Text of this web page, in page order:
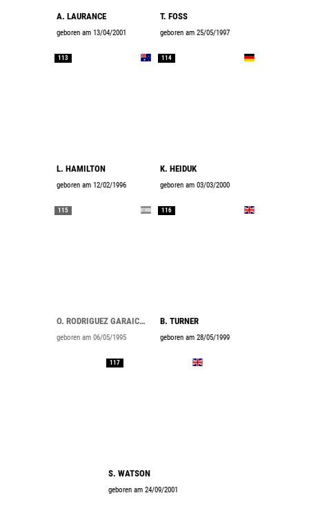
A. LAURANCE
geboren am 13/04/2001
T. FOSS
geboren am 25/05/1997
113
L. HAMILTON
geboren am 12/02/1996
114
K. HEIDUK
geboren am 03/03/2000
115
O. RODRIGUEZ GARAICOECHEA
geboren am 06/05/1995
116
B. TURNER
geboren am 28/05/1999
117
S. WATSON
geboren am 24/09/2001